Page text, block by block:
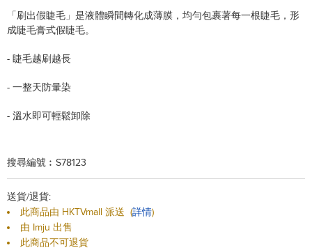
「刷出假睫毛」是液體瞬間轉化成薄膜，均勻包裹著每一根睫毛，形
成睫毛膏式假睫毛。
- 睫毛越刷越長
- 一整天防暈染
- 溫水即可輕鬆卸除
搜尋編號︰S78123
送貨/退貨:
此商品由 HKTVmall 派送 (詳情)
由 Imju 出售
此商品不可退貨